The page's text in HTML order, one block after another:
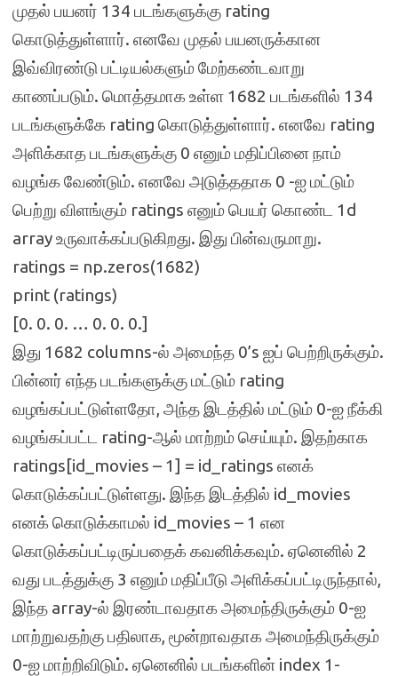
முதல் பயனர் 134 படங்களுக்கு rating
கொடுத்துள்ளார். எனவே முதல் பயனருக்கான
இவ்விரண்டு பட்டியல்களும் மேற்கண்டவாறு
காணப்படும். மொத்தமாக உள்ள 1682 படங்களில் 134
படங்களுக்கே rating கொடுத்துள்ளார். எனவே rating
அளிக்காத படங்களுக்கு 0 எனும் மதிப்பினை நாம்
வழங்க வேண்டும். எனவே அடுத்ததாக 0 -ஐ மட்டும்
பெற்று விளங்கும் ratings எனும் பெயர் கொண்ட 1d
array உருவாக்கப்படுகிறது. இது பின்வருமாறு.
ratings = np.zeros(1682)
print (ratings)
[0. 0. 0. … 0. 0. 0.]
இது 1682 columns-ல் அமைந்த 0’s ஐப் பெற்றிருக்கும்.
பின்னர் எந்த படங்களுக்கு மட்டும் rating
வழங்கப்பட்டுள்ளதோ, அந்த இடத்தில் மட்டும் 0-ஐ நீக்கி
வழங்கப்பட்ட rating-ஆல் மாற்றம் செய்யும். இதற்காக
ratings[id_movies – 1] = id_ratings எனக்
கொடுக்கப்பட்டுள்ளது. இந்த இடத்தில் id_movies
எனக் கொடுக்காமல் id_movies – 1 என
கொடுக்கப்பட்டிருப்பதைக் கவனிக்கவும். ஏனெனில் 2
வது படத்துக்கு 3 எனும் மதிப்பீடு அளிக்கப்பட்டிருந்தால்,
இந்த array-ல் இரண்டாவதாக அமைந்திருக்கும் 0-ஐ
மாற்றுவதற்கு பதிலாக, மூன்றாவதாக அமைந்திருக்கும்
0-ஐ மாற்றிவிடும். ஏனெனில் படங்களின் index 1-